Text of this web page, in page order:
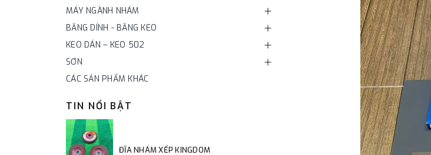
MÁY NGÀNH NHÁM
BĂNG DÍNH - BĂNG KEO
KEO DÁN – KEO 502
SƠN
CÁC SẢN PHẨM KHÁC
TIN NỔI BẬT
ĐĨA NHÁM XẾP KINGDOM